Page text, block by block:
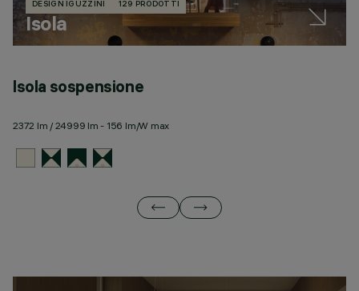
DESIGN IGUZZINI 129 PRODOTTI
Isola
Isola sospensione
2372 lm / 24999 lm - 156 lm/W max